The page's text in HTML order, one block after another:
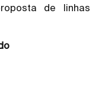
de linhas